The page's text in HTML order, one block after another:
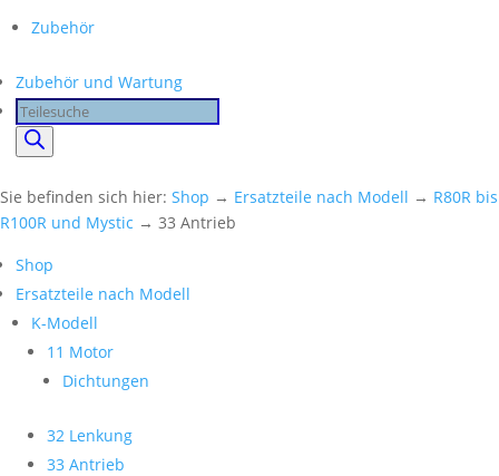
Zubehör
Zubehör und Wartung
Products
search
Sie befinden sich hier: Shop → Ersatzteile nach Modell → R80R bis
R100R und Mystic → 33 Antrieb
Shop
Ersatzteile nach Modell
K-Modell
11 Motor
Dichtungen
32 Lenkung
33 Antrieb